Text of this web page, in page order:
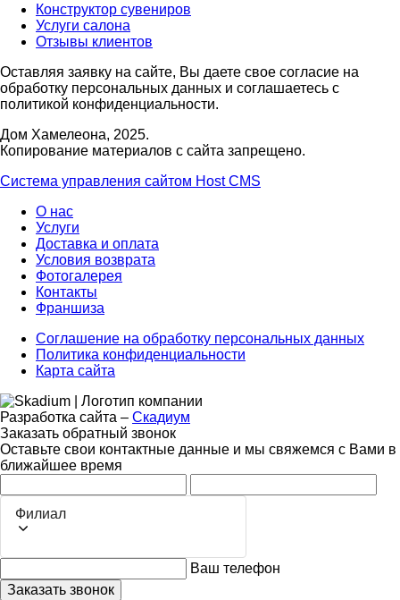
Конструктор сувениров
Услуги салона
Отзывы клиентов
Оставляя заявку на сайте, Вы даете свое согласие на
обработку персональных данных и соглашаетесь c
политикой конфиденциальности.
Дом Хамелеона, 2025.
Копирование материалов с сайта запрещено.
Система управления сайтом Host CMS
О нас
Услуги
Доставка и оплата
Условия возврата
Фотогалерея
Контакты
Франшиза
Соглашение на обработку персональных данных
Политика конфиденциальности
Карта сайта
Разработка сайта – Скадиум
Заказать обратный звонок
Оставьте свои контактные данные и мы свяжемся с Вами в
ближайшее время
Филиал
Ваш телефон
Заказать звонок